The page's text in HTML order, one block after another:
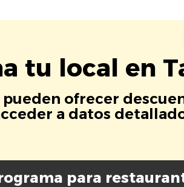
tu local en
ofrecer
a datos
para